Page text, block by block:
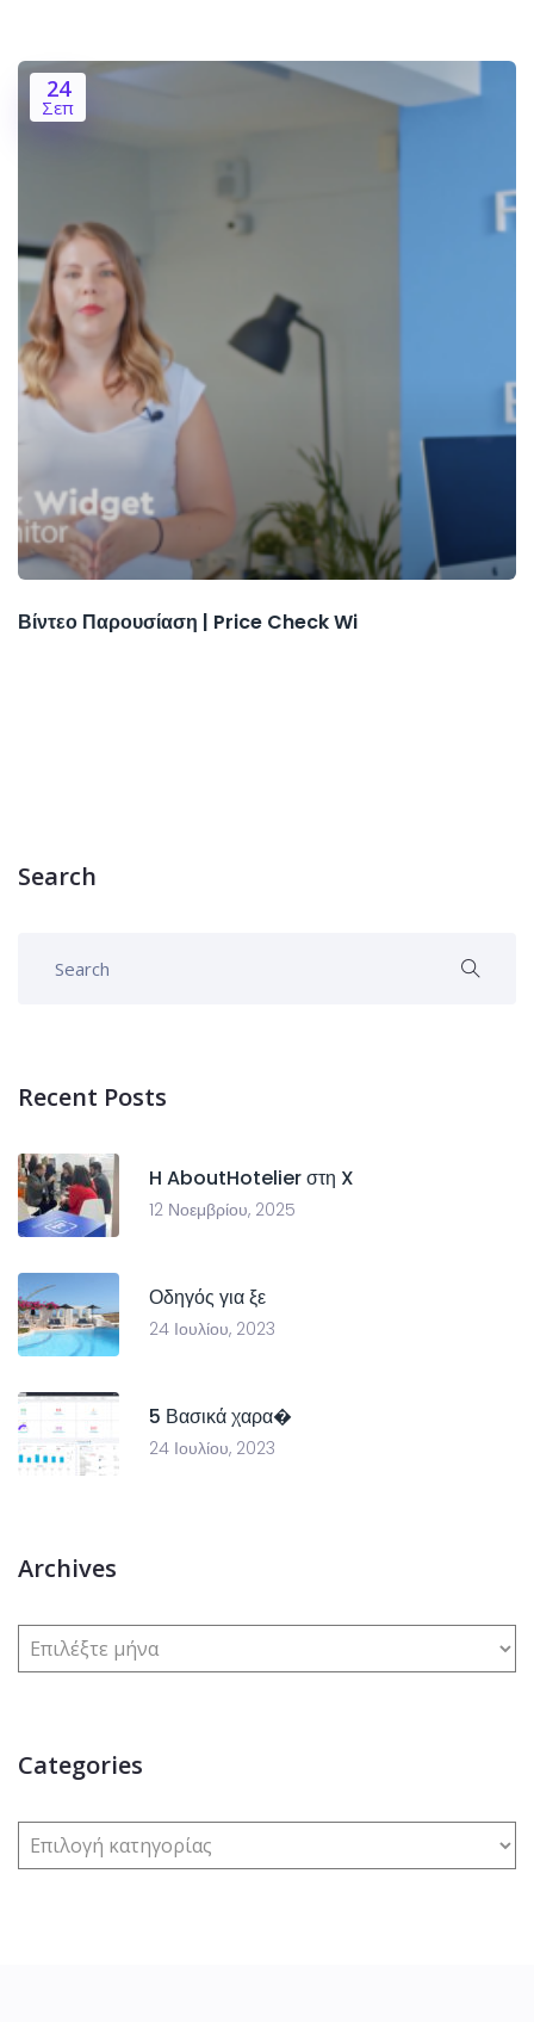
24
Σεπ
Βίντεο Παρουσίαση | Price Check Wi
Search
Recent Posts
H AboutHotelier στη X
12 Νοεμβρίου, 2025
Οδηγός για ξε
24 Ιουλίου, 2023
5 Βασικά χαρα�
24 Ιουλίου, 2023
Archives
Categories